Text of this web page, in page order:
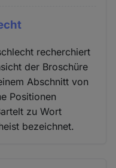
recherchiert
der Broschüre
Abschnitt von
Positionen
zu Wort
bezeichnet.